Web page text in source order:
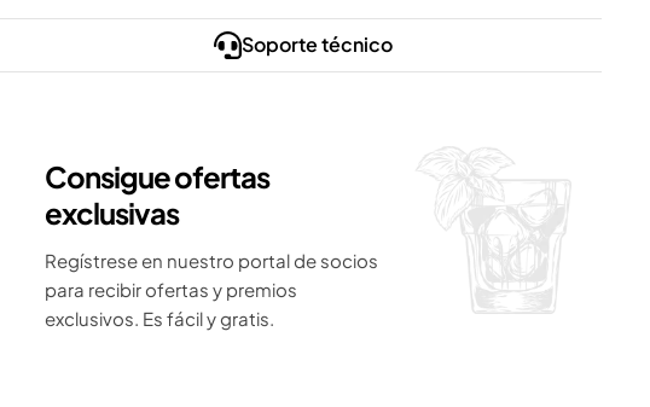
Soporte técnico
Consigue ofertas
exclusivas
Regístrese en nuestro portal de socios
para recibir ofertas y premios
exclusivos. Es fácil y gratis.